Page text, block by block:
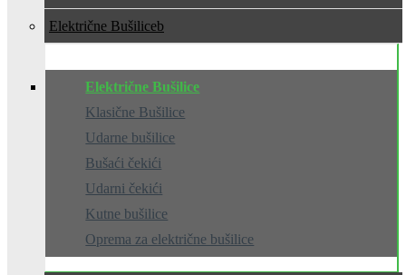
Električne Bušilice
Električne Bušilice
Klasične Bušilice
Udarne bušilice
Bušaći čekići
Udarni čekići
Kutne bušilice
Oprema za električne bušilice